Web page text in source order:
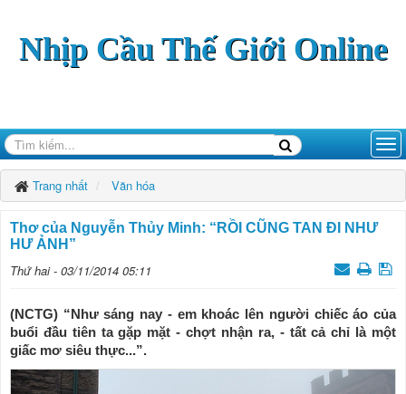
Nhịp Cầu Thế Giới Online
Trang nhất Văn hóa
Thơ của Nguyễn Thủy Minh: “RỒI CŨNG TAN ĐI NHƯ
HƯ ẢNH”
Thứ hai - 03/11/2014 05:11
(NCTG) “Như sáng nay - em khoác lên người chiếc áo của
buổi đầu tiên ta gặp mặt - chợt nhận ra, - tất cả chỉ là một
giấc mơ siêu thực...”.